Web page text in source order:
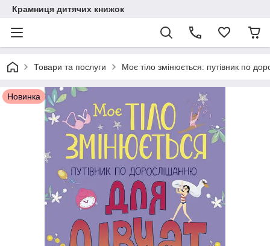
Крамниця дитячих книжок
Товари та послуги Моє тіло змінюється: путівник по
Новинка